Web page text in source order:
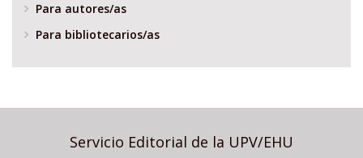
Para autores/as
Para bibliotecarios/as
Servicio Editorial de la UPV/EHU